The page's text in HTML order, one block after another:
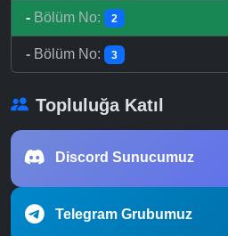
- Bölüm No: 2
- Bölüm No: 3
Topluluğa Katıl
Discord Sunucumuz
Telegram Grubumuz